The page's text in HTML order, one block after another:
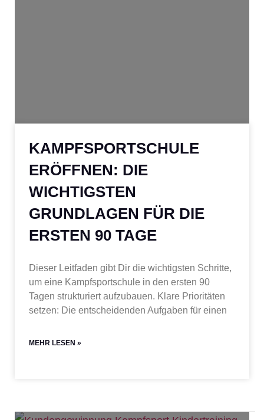
KAMPFSPORTSCHULE
ERÖFFNEN: DIE
WICHTIGSTEN
GRUNDLAGEN FÜR DIE
ERSTEN 90 TAGE
Dieser Leitfaden gibt Dir die wichtigsten Schritte,
um eine Kampfsportschule in den ersten 90
Tagen strukturiert aufzubauen. Klare Prioritäten
setzen: Die entscheidenden Aufgaben für einen
MEHR LESEN »